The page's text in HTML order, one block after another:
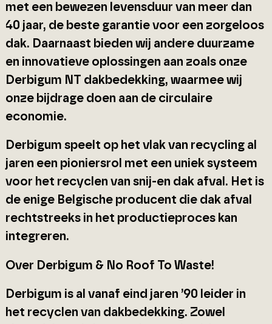
met een bewezen levensduur van meer dan
40 jaar, de beste garantie voor een zorgeloos
dak. Daarnaast bieden wij andere duurzame
en innovatieve oplossingen aan zoals onze
Derbigum NT dakbedekking, waarmee wij
onze bijdrage doen aan de circulaire
economie.
Derbigum speelt op het vlak van recycling al
jaren een pioniersrol met een uniek systeem
voor het recyclen van snij-en dak afval. Het is
de enige Belgische producent die dak afval
rechtstreeks in het productieproces kan
integreren.
Over Derbigum & No Roof To Waste!
Derbigum is al vanaf eind jaren ’90 leider in
het recyclen van dakbedekking. Zowel